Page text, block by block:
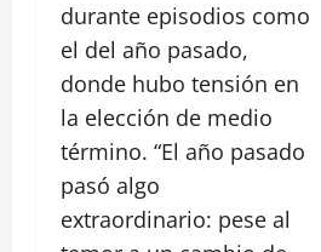
durante episodios como
el del año pasado,
donde hubo tensión en
la elección de medio
término. “El año pasado
pasó algo
extraordinario: pese al